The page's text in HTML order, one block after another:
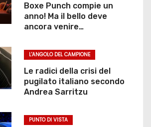
Boxe Punch compie un
anno! Ma il bello deve
ancora venire…
L'ANGOLO DEL CAMPIONE
Le radici della crisi del
pugilato italiano secondo
Andrea Sarritzu
PUNTO DI VISTA